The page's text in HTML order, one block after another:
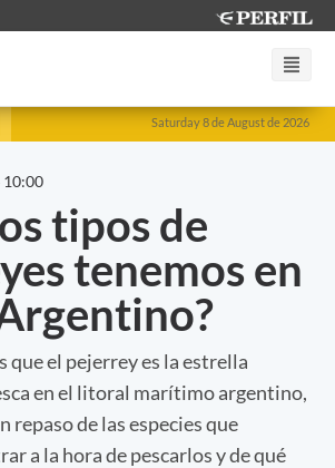
Saturday 8 de August de 2026
tipos de
tenemos en
que el pejerrey es la estrella
en el litoral marítimo argentino,
repaso de las especies que
a la hora de pescarlos y de qué